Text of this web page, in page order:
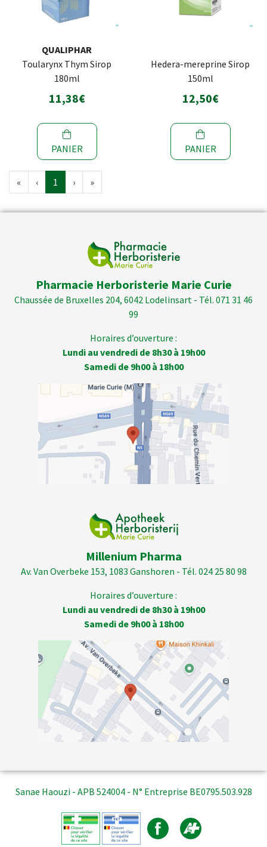
QUALIPHAR
Toularynx Thym Sirop
180ml
11,38€
PANIER
Hedera-mereprine Sirop
150ml
12,50€
PANIER
« ‹ 1 › »
Pharmacie Herboristerie Marie Curie
Chaussée de Bruxelles 204, 6042 Lodelinsart - Tél. 071 31 46
99
Horaires d’ouverture :
Lundi au vendredi de 8h30 à 19h00
Samedi de 9h00 à 18h00
Millenium Pharma
Av. Van Overbeke 153, 1083 Ganshoren - Tél. 024 25 80 98
Horaires d’ouverture :
Lundi au vendredi de 8h30 à 19h00
Samedi de 9h00 à 18h00
Sanae Haouzi - APB 524004 - N° Entreprise BE0795.503.928